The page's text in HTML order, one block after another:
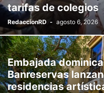
tarifas de colegios
RedaccionRD - agosto 6, 2026
Embajada
Banreservas
residencias